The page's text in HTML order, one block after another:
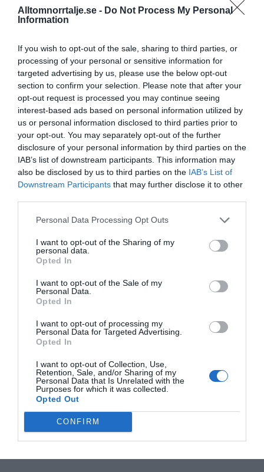
Alltomnorrtalje.se - Do Not Process My Personal
Information
If you wish to opt-out of the sale, sharing to third parties, or
processing of your personal or sensitive information for
targeted advertising by us, please use the below opt-out
section to confirm your selection. Please note that after your
opt-out request is processed you may continue seeing
interest-based ads based on personal information utilized by
us or personal information disclosed to third parties prior to
your opt-out. You may separately opt-out of the further
disclosure of your personal information by third parties on the
IAB’s list of downstream participants. This information may
also be disclosed by us to third parties on the IAB’s List of
Downstream Participants that may further disclose it to other
Personal Data Processing Opt Outs
I want to opt-out of the Sharing of my
personal data.
Opted In
I want to opt-out of the Sale of my
Personal Data.
Opted In
I want to opt-out of processing my
Personal Data for Targeted Advertising.
Opted In
I want to opt-out of Collection, Use,
Retention, Sale, and/or Sharing of my
Personal Data that Is Unrelated with the
Purposes for which it was collected.
Opted Out
CONFIRM